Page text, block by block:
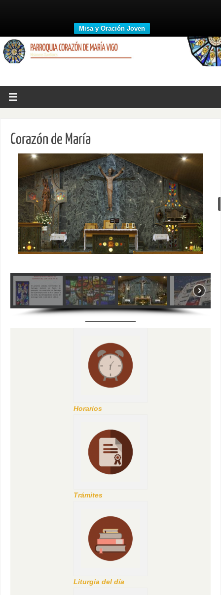
Misa y Oración Joven
Corazón de María
Horarios
Trámites
Liturgia del día